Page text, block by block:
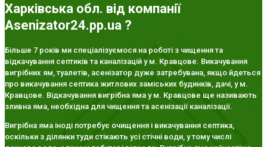
Харківська обл. від компанії
Asenizator24.pp.ua ?
Більше 7 років ми спеціалізуємося на роботі з чищення та
відкачування септиків та каналізацій у м. Кравцове. Викачування
вигрібних ям, туалетів, асенізатор дуже затребувана, якщо йдеться
про викачування септика житлових заміських будинків, дачі, у м.
Кравцове. Відкачування вигрібна яма у м. Кравцове ще називають
зливна яма, необхідна для чищення та асенізації каналізації.
Вигрібна яма іноді потребує очищення і викачування септика,
оскільки з ділянки туди стікають усі стічні води, у тому числі